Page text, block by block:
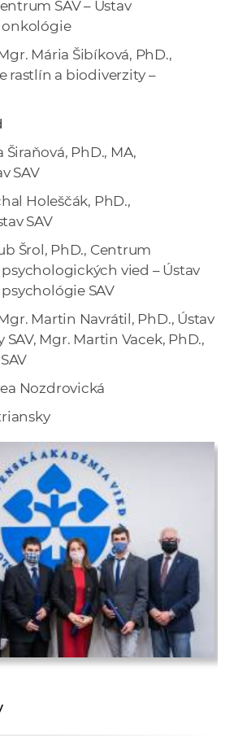
SAV – Ústav
Mária Šibíková, PhD.,
rastlín a biodiverzity –
Širaňová, PhD., MA,
SAV
Holeščák, PhD.,
SAV
Šrol, PhD., Centrum
vied – Ústav
SAV
Martin Navrátil, PhD., Ústav
Mgr. Martin Vacek, PhD.,
Nozdrovická